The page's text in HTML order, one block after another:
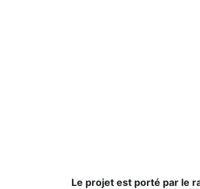
Le projet est porté par le